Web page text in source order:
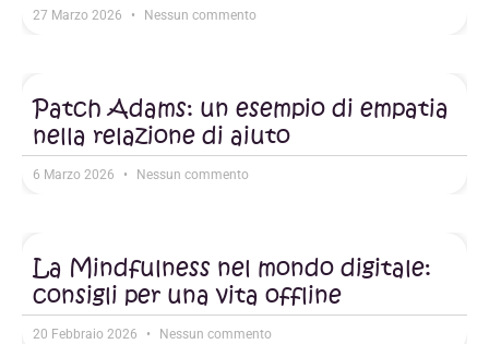
27 Marzo 2026 Nessun commento
Patch Adams: un esempio di empatia
nella relazione di aiuto
6 Marzo 2026 Nessun commento
La Mindfulness nel mondo digitale:
consigli per una vita offline
20 Febbraio 2026 Nessun commento